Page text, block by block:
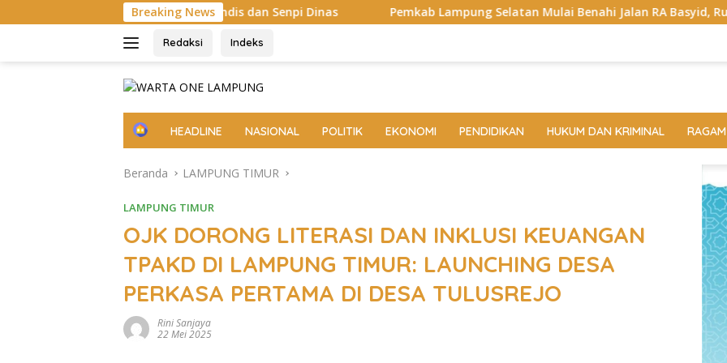
ke
Breaking News
Cek Randis dan Senpi Dinas Pemkab Lampung Selatan Mulai Benahi Jalan RA Basyid, Ruas Strategis Jati
Redaksi Indeks
H
e
HEADLINE NASIONAL POLITIK EKONOMI PENDIDIKAN HUKUM DAN KRIMINAL RAGAM
Beranda LAMPUNG TIMUR
LAMPUNG TIMUR
OJK DORONG LITERASI DAN INKLUSI KEUANGAN
TPAKD DI LAMPUNG TIMUR: LAUNCHING DESA
PERKASA PERTAMA DI DESA TULUSREJO
Rini Sanjaya
22 Mei 2025